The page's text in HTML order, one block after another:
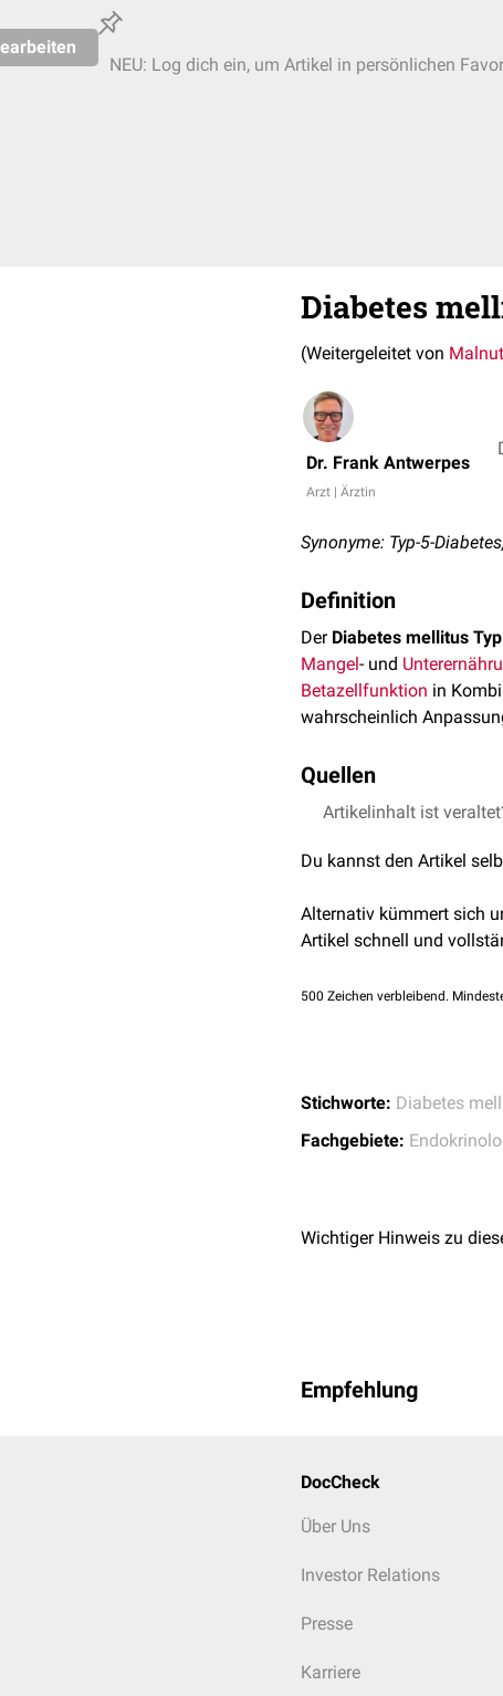
NEU: Log dich ein, um Artikel in persönlichen
Diabetes
(Weitergeleitet von
Dr. Frank Antwerpes
Arzt | Ärztin
Synonyme: Typ-5-
Definition
Der Diabetes mellitus
Mangel- und
Betazellfunktion in
wahrscheinlich
Quellen
↑ International
Ye K, Chapla A,
Individuals With Low
35522035
; PMCID:
Artikelinhalt ist
Du kannst den Artikel
Alternativ kümmert sich
Artikel schnell und
500 Zeichen verbleibend.
Stichworte: Diabetes
Fachgebiete:
Wichtiger Hinweis zu
Empfehlung
DocCheck
Über Uns
Investor Relations
Presse
Karriere